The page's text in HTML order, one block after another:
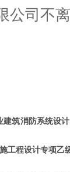
司不
筑消防系统设
程设计专项